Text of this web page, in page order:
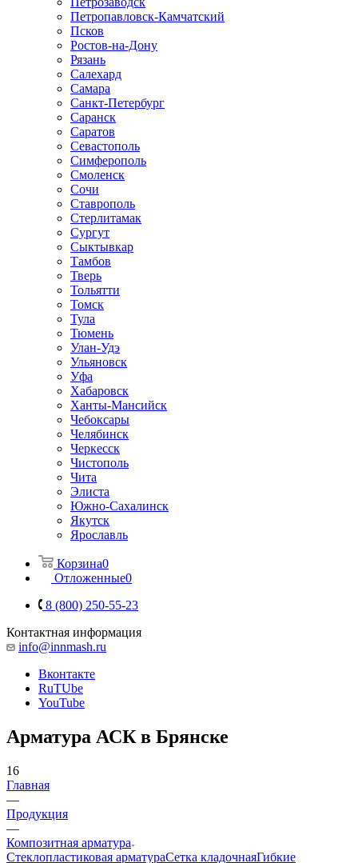
Петропавловск-Камчатский
Псков
Ростов-на-Дону
Рязань
Салехард
Самара
Санкт-Петербург
Саранск
Саратов
Севастополь
Симферополь
Смоленск
Сочи
Ставрополь
Стерлитамак
Сургут
Сыктывкар
Тамбов
Тверь
Тольятти
Томск
Тула
Тюмень
Улан-Удэ
Ульяновск
Уфа
Хабаровск
Ханты-Мансийск
Чебоксары
Челябинск
Черкесск
Чистополь
Чита
Элиста
Южно-Сахалинск
Якутск
Ярославль
Корзина0
Отложенные0
8 (800) 250-55-23
Контактная информация
info@innmash.ru
Вконтакте
RuTUbe
YouTube
Арматура АСК в Брянске
16
Главная
—
Продукция
—
Композитная арматура
Cтеклопластиковая арматураСетка кладочнаяГибкие